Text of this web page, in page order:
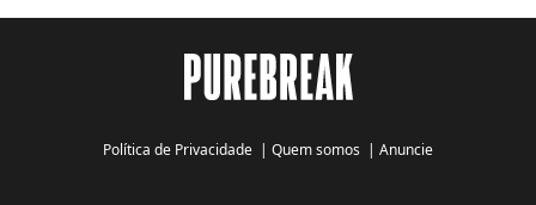
Política de Privacidade | Quem somos | Anuncie